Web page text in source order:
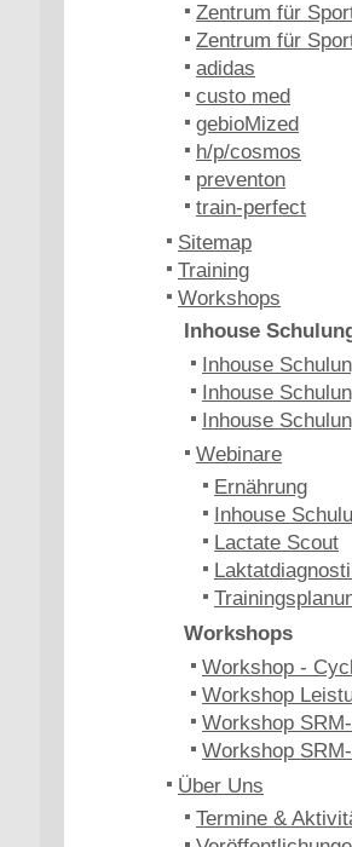
Zentrum für
Zentrum für
adidas
custo med
gebioMized
h/p/cosmos
preventon
train-perfect
Sitemap
Training
Workshops
Inhouse
Inhouse
Inhouse
Inhouse
Webinare
Ernährung
Inhouse
Lactate Scout
Workshops
Workshop -
Workshop
Workshop
Workshop
Über Uns
Termine &